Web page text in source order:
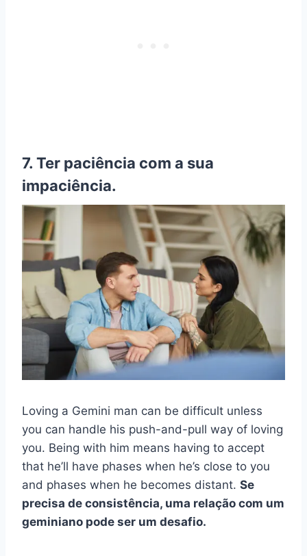
7. Ter paciência com a sua
impaciência.
Loving a Gemini man can be difficult unless
you can handle his push-and-pull way of loving
you. Being with him means having to accept
that he’ll have phases when he’s close to you
and phases when he becomes distant. Se
precisa de consistência, uma relação com um
geminiano pode ser um desafio.